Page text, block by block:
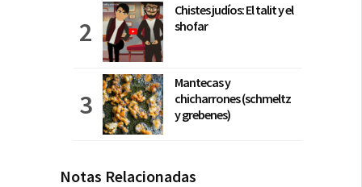
Chistes judíos: El talit y el
shofar
Mantecas y
chicharrones (schmeltz
y grebenes)
Notas Relacionadas